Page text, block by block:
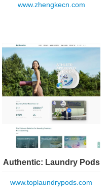
www.zhengkecn.com
Authentic: Laundry Pods
www.toplaundrypods.com